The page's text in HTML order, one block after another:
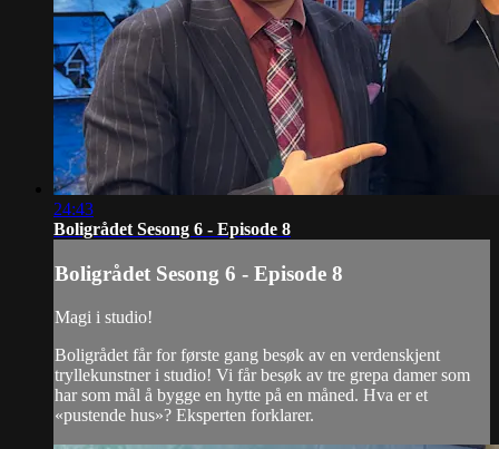
24:43
Boligrådet Sesong 6 - Episode 8
Boligrådet Sesong 6 - Episode 8
Magi i studio!
Boligrådet får for første gang besøk av en verdenskjent
tryllekunstner i studio! Vi får besøk av tre grepa damer som
har som mål å bygge en hytte på en måned. Hva er et
«pustende hus»? Eksperten forklarer.